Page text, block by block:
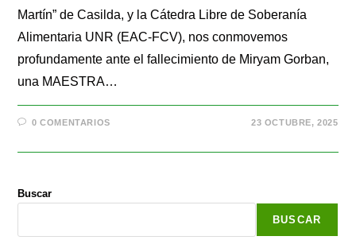
Martín” de Casilda, y la Cátedra Libre de Soberanía
Alimentaria UNR (EAC-FCV), nos conmovemos
profundamente ante el fallecimiento de Miryam Gorban,
una MAESTRA…
0 COMENTARIOS 23 OCTUBRE, 2025
Buscar
BUSCAR